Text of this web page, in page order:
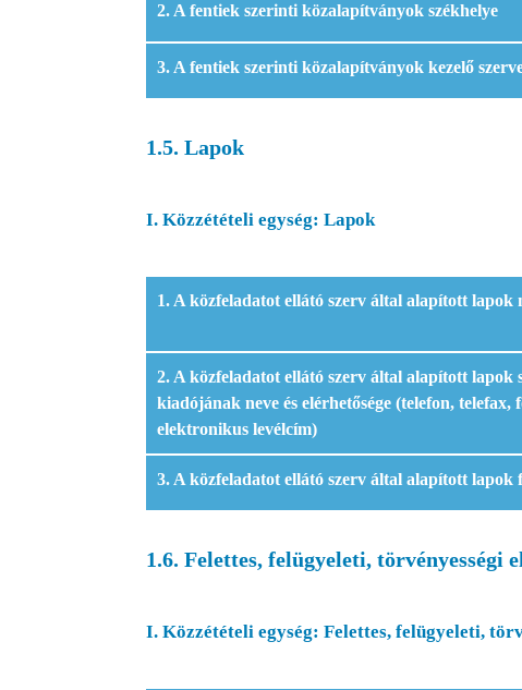
2. A fentiek szerinti közalapítványok székhelye
3. A fentiek szerinti közalapítványok kezelő
1.5. Lapok
I. Közzétételi egység: Lapok
1. A közfeladatot ellátó szerv által alapított lapok
2. A közfeladatot ellátó szerv által alapított lapok
kiadójának neve és elérhetősége (telefon,
elektronikus levélcím)
3. A közfeladatot ellátó szerv által alapított lapok
1.6. Felettes, felügyeleti, törvényességi
I. Közzétételi egység: Felettes, felügyeleti,